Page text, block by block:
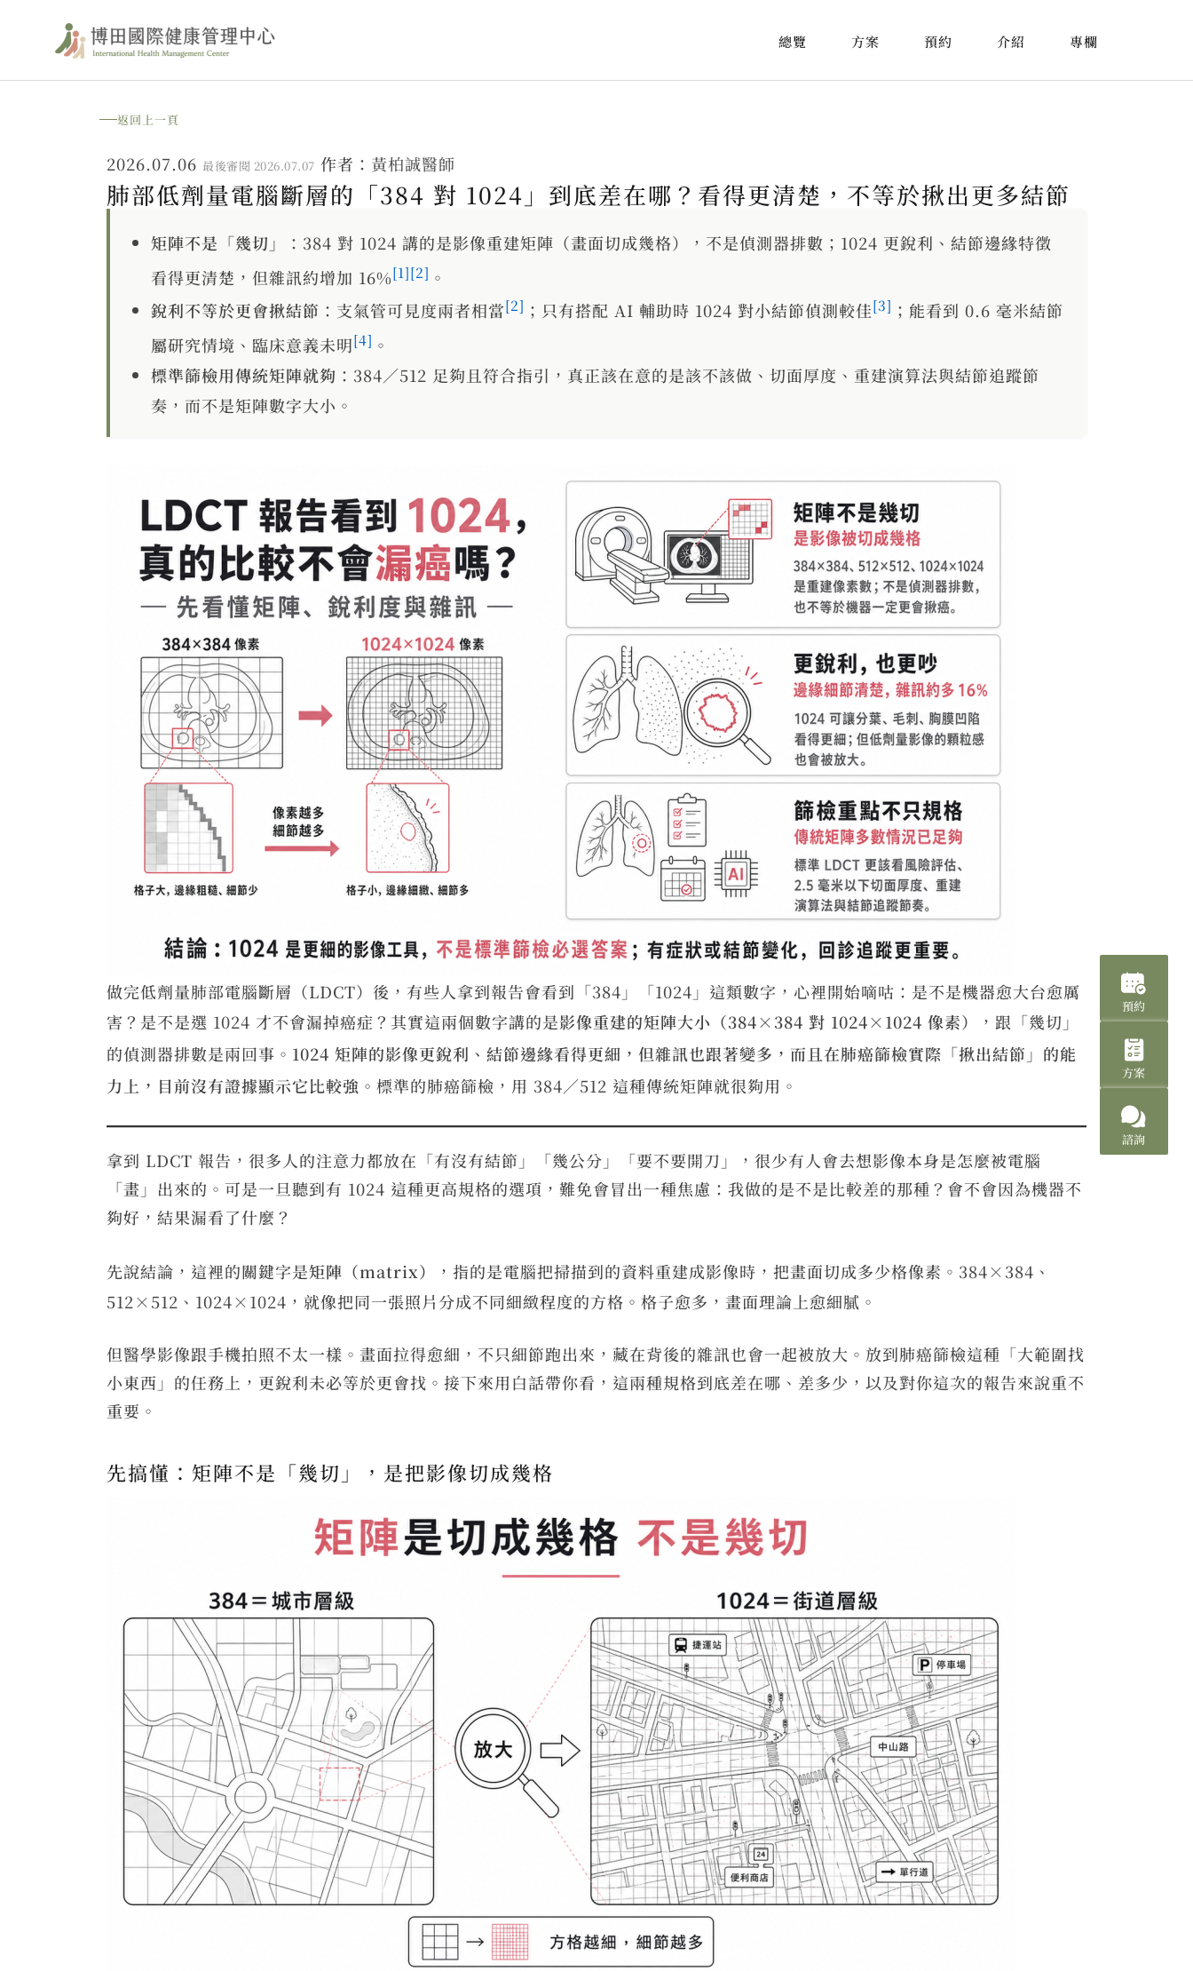
主
總覽 方案 預約 介紹 專欄
返回上一頁
2026.07.06 最後審閱 2026.07.07 作者： 黃柏誠醫師
肺部低劑量電腦斷層的「384 對 1024」到底差在哪？看得更清楚，不等於揪出更多結節
矩陣不是「幾切」
：384 對 1024 講的是影像重建矩陣（畫面切成幾格），不是偵測器排數；1024 更銳利、結節邊緣特徵
看得更清楚，但雜訊約增加 16%[1][2] 。
銳利不等於更會揪結節 ：支氣管可見度兩者相當[2] ；只有搭配 AI 輔助時 1024 對小結節偵測較佳[3] ；能看到 0.6 毫米結節
屬研究情境、臨床意義未明[4] 。
標準篩檢用傳統矩陣就夠 ：384／512 足夠且符合指引，真正該在意的是該不該做、切面厚度、重建演算法與結節追蹤節
奏，而不是矩陣數字大小。
做完低劑量肺部電腦斷層（LDCT）後，有些人拿到報告會看到「384」「1024」這類數字，心裡開始嘀咕：是不是機器愈大台愈厲
害？是不是選 1024 才不會漏掉癌症？其實這兩個數字講的是影像重建的矩陣大小（384×384 對 1024×1024 像素）
，跟「幾切」
的偵測器排數是兩回事。 1024 矩陣的影像更銳利、結節邊緣看得更細，但雜訊也跟著變多，而且在肺癌篩檢實際「揪出結節」的能
力上，目前沒有證據顯示它比較強 。標準的肺癌篩檢，用 384／512 這種傳統矩陣就很夠用。
拿到 LDCT 報告，很多人的注意力都放在「有沒有結節」「幾公分」「要不要開刀」，很少有人會去想影像本身是怎麼被電腦
「畫」出來的。可是一旦聽到有 1024 這種更高規格的選項，難免會冒出一種焦慮：我做的是不是比較差的那種？會不會因為機器不
夠好，結果漏看了什麼？
先說結論，這裡的關鍵字是矩陣（matrix）
，指的是電腦把掃描到的資料重建成影像時，把畫面切成多少格像素。384×384、
512×512、1024×1024，就像把同一張照片分成不同細緻程度的方格。格子愈多，畫面理論上愈細膩。
但醫學影像跟手機拍照不太一樣。畫面拉得愈細，不只細節跑出來，藏在背後的雜訊也會一起被放大。放到肺癌篩檢這種「大範圍找
小東西」的任務上，更銳利未必等於更會找。接下來用白話帶你看，這兩種規格到底差在哪、差多少，以及對你這次的報告來說重不
重要。
先搞懂：矩陣不是「幾切」，是把影像切成幾格
預約
方案
諮詢